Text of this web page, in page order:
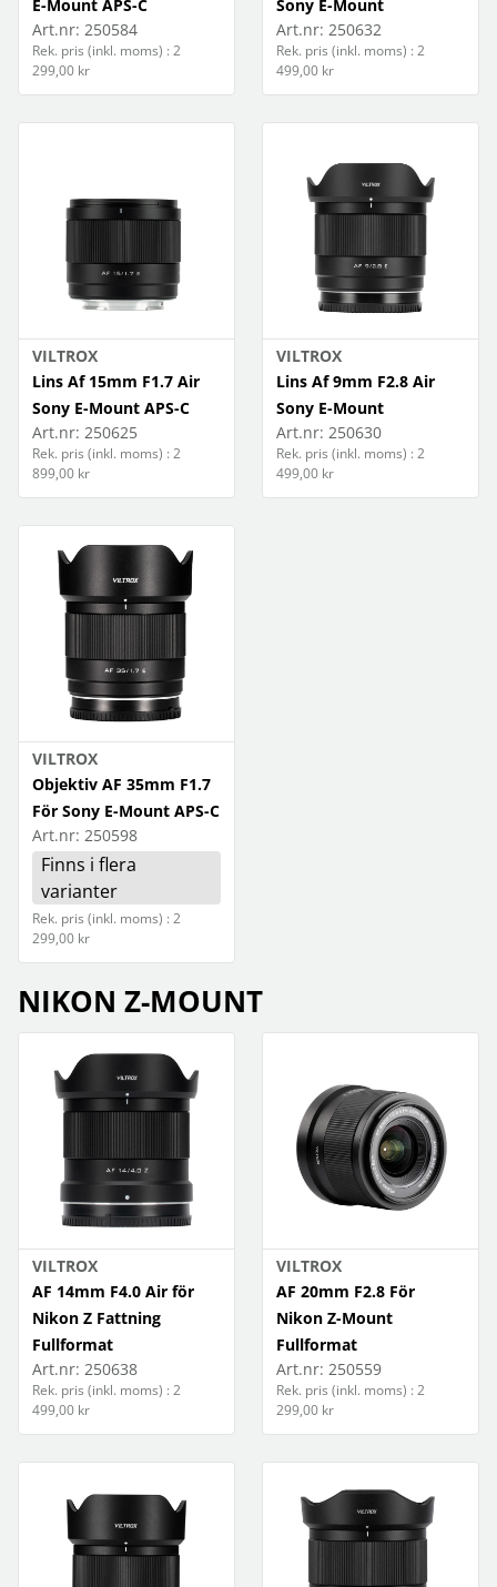
E-Mount APS-C
Art.nr: 250584
Rek. pris (inkl. moms) : 2
299,00 kr
Sony E-Mount
Art.nr: 250632
Rek. pris (inkl. moms) : 2
499,00 kr
VILTROX
Lins Af 15mm F1.7 Air
Sony E-Mount APS-C
Art.nr: 250625
Rek. pris (inkl. moms) : 2
899,00 kr
VILTROX
Lins Af 9mm F2.8 Air
Sony E-Mount
Art.nr: 250630
Rek. pris (inkl. moms) : 2
499,00 kr
VILTROX
Objektiv AF 35mm F1.7
För Sony E-Mount APS-C
Art.nr: 250598
Finns i flera
varianter
Rek. pris (inkl. moms) : 2
299,00 kr
NIKON Z-MOUNT
VILTROX
AF 14mm F4.0 Air för
Nikon Z Fattning
Fullformat
Art.nr: 250638
Rek. pris (inkl. moms) : 2
499,00 kr
VILTROX
AF 20mm F2.8 För
Nikon Z-Mount
Fullformat
Art.nr: 250559
Rek. pris (inkl. moms) : 2
299,00 kr